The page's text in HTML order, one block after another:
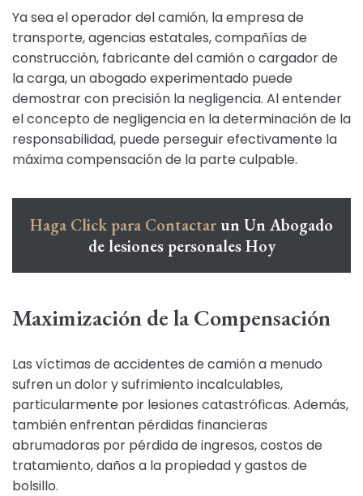
Ya sea el operador del camión, la empresa de
transporte, agencias estatales, compañías de
construcción, fabricante del camión o cargador de
la carga, un abogado experimentado puede
demostrar con precisión la negligencia. Al entender
el concepto de negligencia en la determinación de la
responsabilidad, puede perseguir efectivamente la
máxima compensación de la parte culpable.
Haga Click para Contactar un Un Abogado
de lesiones personales Hoy
Maximización de la Compensación
Las víctimas de accidentes de camión a menudo
sufren un dolor y sufrimiento incalculables,
particularmente por lesiones catastróficas. Además,
también enfrentan pérdidas financieras
abrumadoras por pérdida de ingresos, costos de
tratamiento, daños a la propiedad y gastos de
bolsillo.